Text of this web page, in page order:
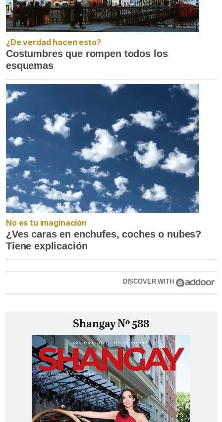
¿De verdad hacen esto?
Costumbres que rompen todos los
esquemas
No es tu imaginación
¿Ves caras en enchufes, coches o nubes?
Tiene explicación
DISCOVER WITH
Shangay Nº 588